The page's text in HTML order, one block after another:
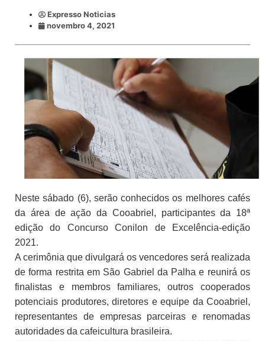
Expresso Noticias
novembro 4, 2021
Neste sábado (6), serão conhecidos os melhores cafés
da área de ação da Cooabriel, participantes da 18ª
edição do Concurso Conilon de Excelência-edição
2021.
A cerimônia que divulgará os vencedores será realizada
de forma restrita em São Gabriel da Palha e reunirá os
finalistas e membros familiares, outros cooperados
potenciais produtores, diretores e equipe da Cooabriel,
representantes de empresas parceiras e renomadas
autoridades da cafeicultura brasileira.